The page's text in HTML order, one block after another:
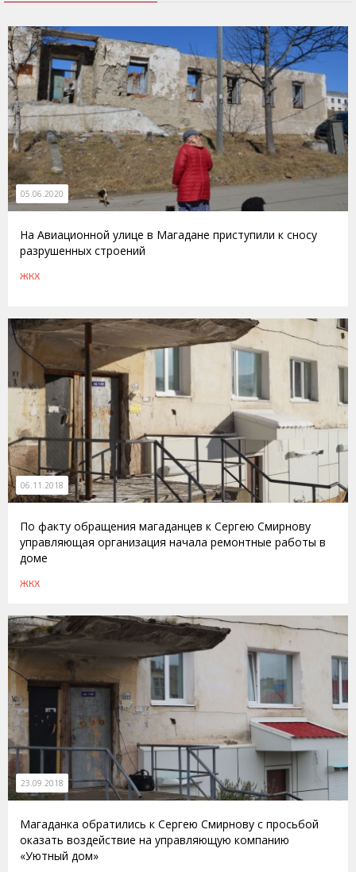
05.06.2020
На Авиационной улице в Магадане приступили к сносу
разрушенных строений
ЖКХ
06.11.2018
По факту обращения магаданцев к Сергею Смирнову
управляющая организация начала ремонтные работы в
доме
ЖКХ
23.09.2018
Магаданка обратились к Сергею Смирнову с просьбой
оказать воздействие на управляющую компанию
«Уютный дом»